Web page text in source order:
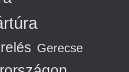
Gerecse